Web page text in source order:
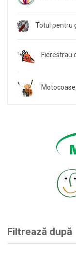
Totul pentru
Fierestrau
Filtrează după